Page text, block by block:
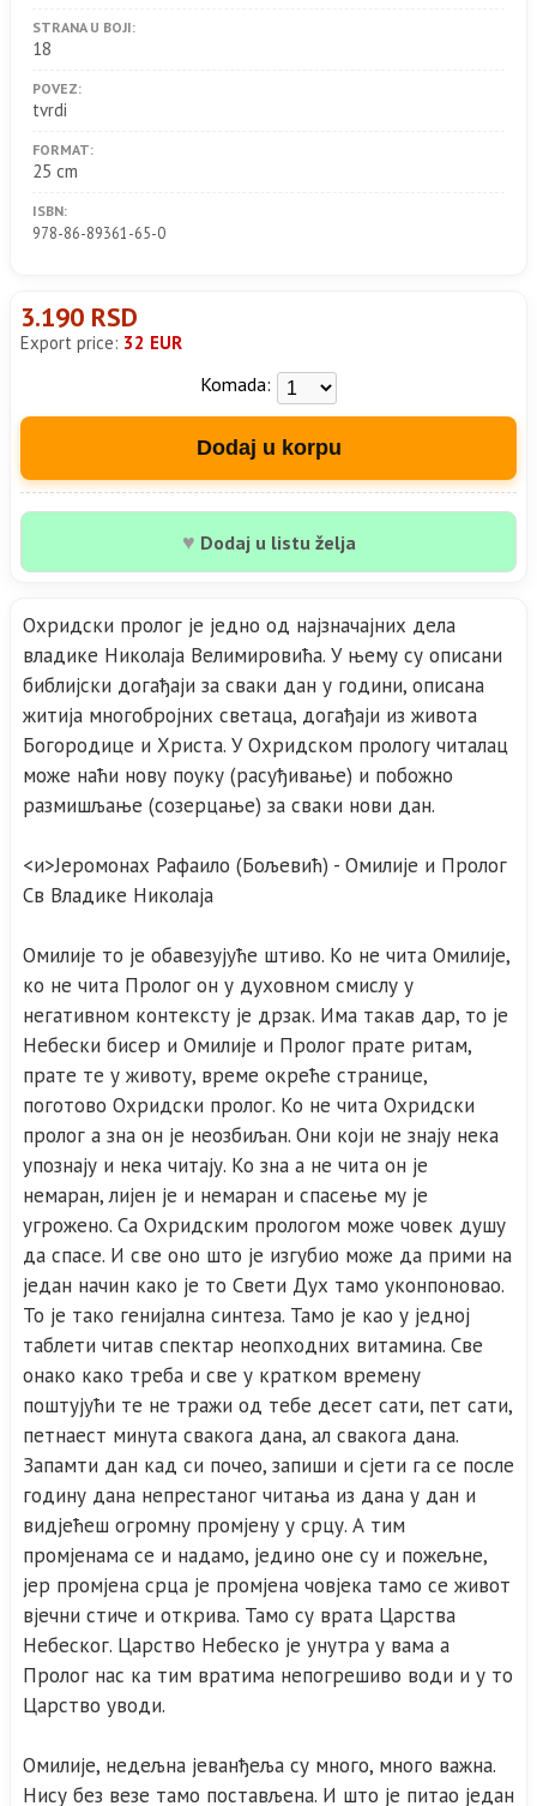
STRANA U BOJI:
18
POVEZ:
tvrdi
FORMAT:
25 cm
ISBN:
978-86-89361-65-0
3.190 RSD
Export price: 32 EUR
Komada:
Dodaj u korpu
♥ Dodaj u listu želja
Охридски пролог је једно од најзначајних дела
владике Николаја Велимировића. У њему су описани
библијски догађаји за сваки дан у години, описана
житија многобројних светаца, догађаји из живота
Богородице и Христа. У Охридском прологу читалац
може наћи нову поуку (расуђивање) и побожно
размишљање (созерцање) за сваки нови дан.
<и>Јеромонах Рафаило (Бољевић) - Омилије и Пролог
Св Владике Николаја
Омилије то је обавезујуће штиво. Ко не чита Омилије,
ко не чита Пролог он у духовном смислу у
негативном контексту је дрзак. Има такав дар, то је
Небески бисер и Омилије и Пролог прате ритам,
прате те у животу, време окреће странице,
поготово Охридски пролог. Ко не чита Охридски
пролог а зна он је неозбиљан. Они који не знају нека
упознају и нека читају. Ко зна а не чита он је
немаран, лијен је и немаран и спасење му је
угрожено. Са Охридским прологом може човек душу
да спасе. И све оно што је изгубио може да прими на
један начин како је то Свети Дух тамо уконпоновао.
То је тако генијална синтеза. Тамо је као у једној
таблети читав спектар неопходних витамина. Све
онако како треба и све у кратком времену
поштујући те не тражи од тебе десет сати, пет сати,
петнаест минута свакога дана, ал свакога дана.
Запамти дан кад си почео, запиши и сјети га се после
годину дана непрестаног читања из дана у дан и
видјећеш огромну промјену у срцу. А тим
промјенама се и надамо, једино оне су и пожељне,
јер промјена срца је промјена човјека тамо се живот
вјечни стиче и открива. Тамо су врата Царства
Небеског. Царство Небеско је унутра у вама а
Пролог нас ка тим вратима непогрешиво води и у то
Царство уводи.
Омилије, недељна јеванђеља су много, много важна.
Нису без везе тамо постављена. И што је питао један